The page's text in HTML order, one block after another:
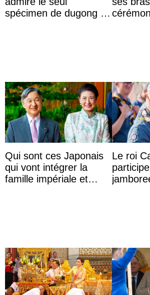
spécimen de dugong en
Qui sont ces Japonais
qui vont intégrer la
famille impériale et
Le roi